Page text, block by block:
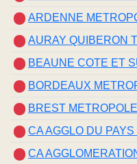
ARDENNE
AURAY QUIBERON
BEAUNE COTE ET
BORDEAUX
BREST METROPOLE
CA AGGLO DU
CA